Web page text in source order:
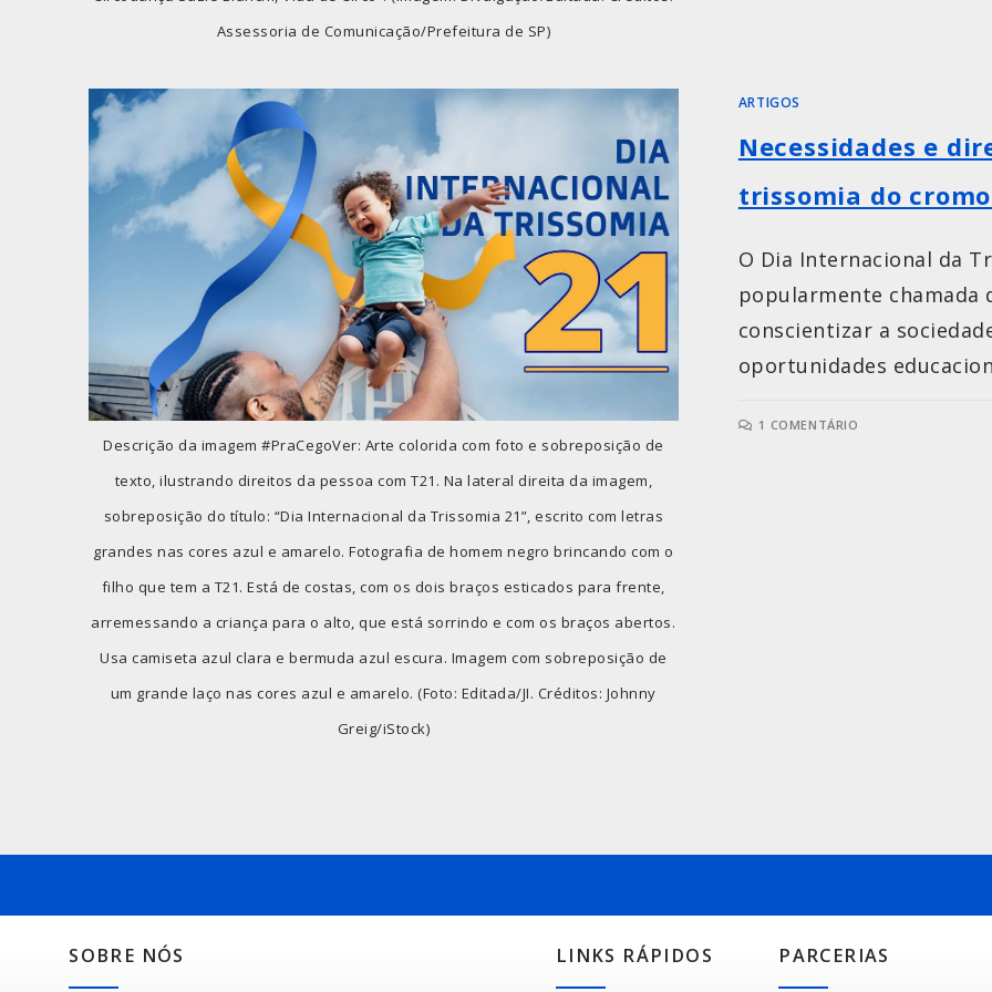
Assessoria de Comunicação/Prefeitura de SP)
Descrição da imagem #PraCegoVer: Arte colorida com foto e sobreposição de
texto, ilustrando direitos da pessoa com T21. Na lateral direita da imagem,
sobreposição do título: “Dia Internacional da Trissomia 21”, escrito com letras
grandes nas cores azul e amarelo. Fotografia de homem negro brincando com o
filho que tem a T21. Está de costas, com os dois braços esticados para frente,
arremessando a criança para o alto, que está sorrindo e com os braços abertos.
Usa camiseta azul clara e bermuda azul escura. Imagem com sobreposição de
um grande laço nas cores azul e amarelo. (Foto: Editada/JI. Créditos: Johnny
Greig/iStock)
ARTIGOS
Necessidades e
trissomia do
O Dia Internacional da
popularmente chamada
conscientizar a
oportunidades
1 COMENTÁRIO
SOBRE NÓS LINKS RÁPIDOS PARCERIAS